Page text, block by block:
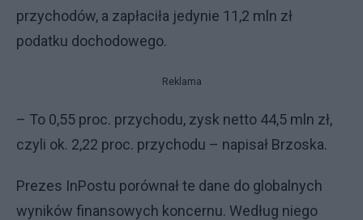
przychodów, a zapłaciła jedynie 11,2 mln zł
podatku dochodowego.
Reklama
– To 0,55 proc. przychodu, zysk netto 44,5 mln zł,
czyli ok. 2,22 proc. przychodu – napisał Brzoska.
Prezes InPostu porównał te dane do globalnych
wyników finansowych koncernu. Według niego